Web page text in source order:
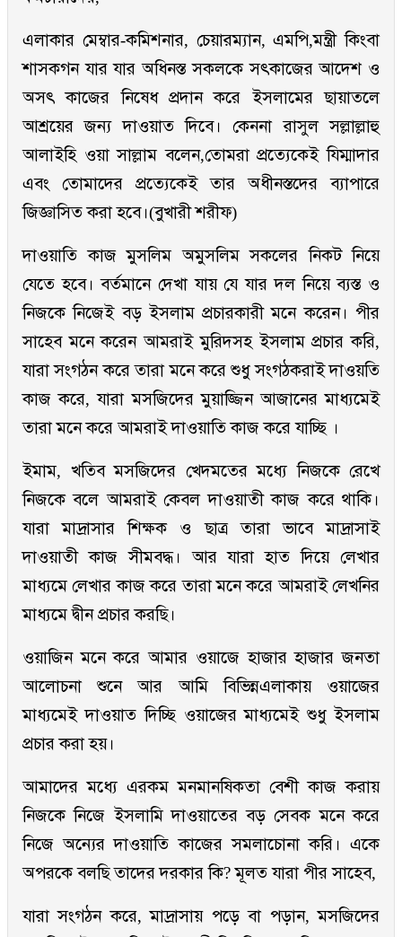
এলাকার মেম্বার-কমিশনার, চেয়ারম্যান, এমপি,মন্ত্রী কিংবা
শাসকগন যার যার অধিনস্ত সকলকে সৎকাজের আদেশ ও
অসৎ কাজের নিষেধ প্রদান করে ইসলামের ছায়াতলে
আশ্রয়ের জন্য দাওয়াত দিবে। কেননা রাসুল সল্লাল্লাহু
আলাইহি ওয়া সাল্লাম বলেন,তোমরা প্রত্যেকেই যিম্মাদার
এবং তোমাদের প্রত্যেকেই তার অধীনস্তদের ব্যাপারে
জিজ্ঞাসিত করা হবে।(বুখারী শরীফ)
দাওয়াতি কাজ মুসলিম অমুসলিম সকলের নিকট নিয়ে
যেতে হবে। বর্তমানে দেখা যায় যে যার দল নিয়ে ব্যস্ত ও
নিজকে নিজেই বড় ইসলাম প্রচারকারী মনে করেন। পীর
সাহেব মনে করেন আমরাই মুরিদসহ ইসলাম প্রচার করি,
যারা সংগঠন করে তারা মনে করে শুধু সংগঠকরাই দাওয়তি
কাজ করে, যারা মসজিদের মুয়াজ্জিন আজানের মাধ্যমেই
তারা মনে করে আমরাই দাওয়াতি কাজ করে যাচ্ছি ।
ইমাম, খতিব মসজিদের খেদমতের মধ্যে নিজকে রেখে
নিজকে বলে আমরাই কেবল দাওয়াতী কাজ করে থাকি।
যারা মাদ্রাসার শিক্ষক ও ছাত্র তারা ভাবে মাদ্রাসাই
দাওয়াতী কাজ সীমবদ্ধ। আর যারা হাত দিয়ে লেখার
মাধ্যমে লেখার কাজ করে তারা মনে করে আমরাই লেখনির
মাধ্যমে দ্বীন প্রচার করছি।
ওয়াজিন মনে করে আমার ওয়াজে হাজার হাজার জনতা
আলোচনা শুনে আর আমি বিভিন্নএলাকায় ওয়াজের
মাধ্যমেই দাওয়াত দিচ্ছি ওয়াজের মাধ্যমেই শুধু ইসলাম
প্রচার করা হয়।
আমাদের মধ্যে এরকম মনমানষিকতা বেশী কাজ করায়
নিজকে নিজে ইসলামি দাওয়াতের বড় সেবক মনে করে
নিজে অন্যের দাওয়াতি কাজের সমলাচোনা করি। একে
অপরকে বলছি তাদের দরকার কি? মূলত যারা পীর সাহেব,
যারা সংগঠন করে, মাদ্রাসায় পড়ে বা পড়ান, মসজিদের